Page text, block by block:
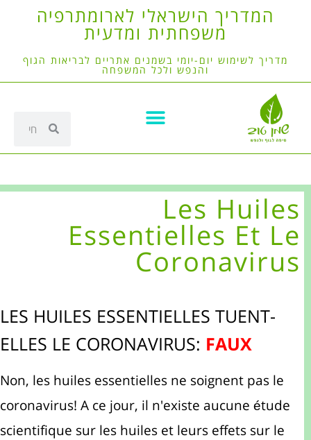
המדריך הישראלי לארומתרפיה
משפחתית ומדעית
מדריך לשימוש יום-יומי בשמנים אתריים לבריאות הגוף
והנפש ולכל המשפחה
Les Huiles
Essentielles Et Le
Coronavirus
LES HUILES ESSENTIELLES TUENT-
ELLES LE CORONAVIRUS:FAUX
Non, les huiles essentielles ne soignent pas le
coronavirus! A ce jour, il n'existe aucune étude
scientifique sur les huiles et leurs effets sur le